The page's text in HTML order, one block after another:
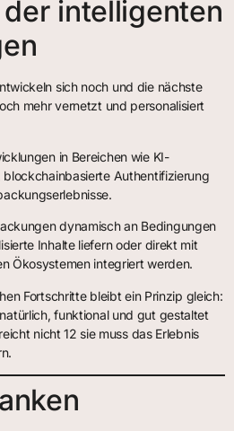
intelligenten
sich noch und die nächste
mehr vernetzt und personalisiert
in Bereichen wie KI-
Authentifizierung
dynamisch an Bedingungen
Inhalte liefern oder direkt mit
Ökosystemen integriert werden.
Fortschritte bleibt ein Prinzip gleich:
funktional und gut gestaltet
nicht 12 sie muss das Erlebnis